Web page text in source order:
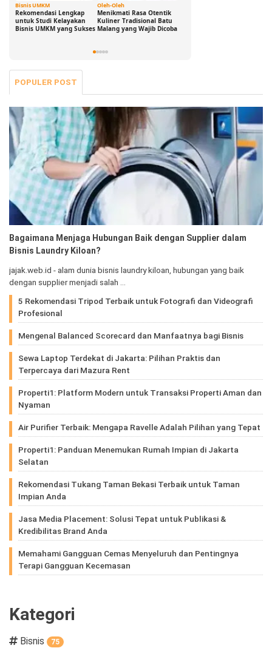
Bisnis UMKM
Rekomendasi Lengkap
untuk Studi Kelayakan
Bisnis UMKM yang Sukses
Oleh-Oleh
Menikmati Rasa Otentik
Kuliner Tradisional Batu
Malang yang Wajib Dicoba
POPULER POST
Bagaimana Menjaga Hubungan Baik dengan Supplier dalam
Bisnis Laundry Kiloan?
jajak.web.id - alam dunia bisnis laundry kiloan, hubungan yang baik
dengan supplier menjadi salah …
5 Rekomendasi Tripod Terbaik untuk Fotografi dan Videografi
Profesional
Mengenal Balanced Scorecard dan Manfaatnya bagi Bisnis
Sewa Laptop Terdekat di Jakarta: Pilihan Praktis dan
Terpercaya dari Mazura Rent
Properti1: Platform Modern untuk Transaksi Properti Aman dan
Nyaman
Air Purifier Terbaik: Mengapa Ravelle Adalah Pilihan yang Tepat
Properti1: Panduan Menemukan Rumah Impian di Jakarta
Selatan
Rekomendasi Tukang Taman Bekasi Terbaik untuk Taman
Impian Anda
Jasa Media Placement: Solusi Tepat untuk Publikasi &
Kredibilitas Brand Anda
Memahami Gangguan Cemas Menyeluruh dan Pentingnya
Terapi Gangguan Kecemasan
Kategori
Bisnis 75